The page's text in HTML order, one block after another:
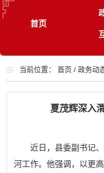
首页
当前位置：首页 /政务动
夏茂辉深入
近日，县委副书记
河工作。他强调，以更